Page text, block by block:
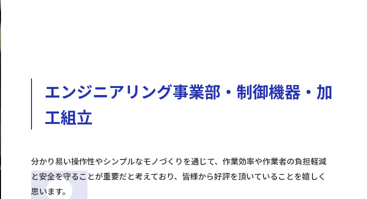
エンジニアリング事業部・制御機器・加
工組立
分かり易い操作性やシンプルなモノづくりを通じて、作業効率や作業者の負担軽減
と安全を守ることが重要だと考えており、皆様から好評を頂いていることを嬉しく
思います。